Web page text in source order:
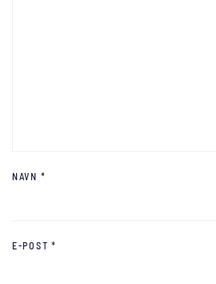
NAVN *
E-POST *